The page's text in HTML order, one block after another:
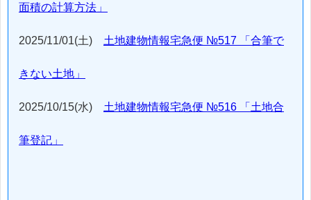
面積の計算方法」
2025/11/01(土) 土地建物情報宅急便 №517 「合筆で
きない土地」
2025/10/15(水) 土地建物情報宅急便 №516 「土地合
筆登記」